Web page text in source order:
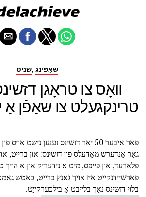
שניט, שאַפּינג
וואָס צו טראָגן
טרינקגעלט צו שאַפֿן אַ
פֿאַר איבער 50 יאר דזשינס זענען נישט
גאָר אַנדערשמאָדעלס פון דזשינס: און ברייט,
פלאַרעד, און פּייפּס, מיט אַ נידעריק און אַ הויך
פאַרשיידנקייַט איז אויך גאַנץ ברייט, כאָטש גאַמאַ
בלוי דזשינס נאָך בלייבט אַ בילכערקייַט.